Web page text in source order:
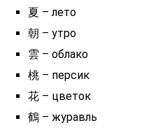
夏 – лето
朝 – утро
雲 – облако
桃 – персик
花 – цветок
鶴 – журавль